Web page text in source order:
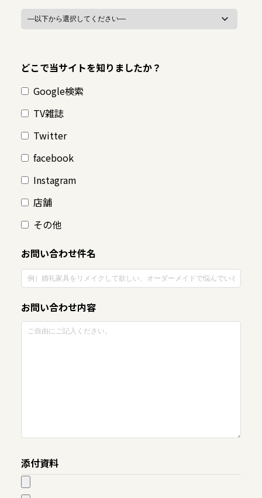
どこで当サイトを知りましたか？
Google検索
TV雑誌
Twitter
facebook
Instagram
店舗
その他
お問い合わせ件名
お問い合わせ内容
添付資料